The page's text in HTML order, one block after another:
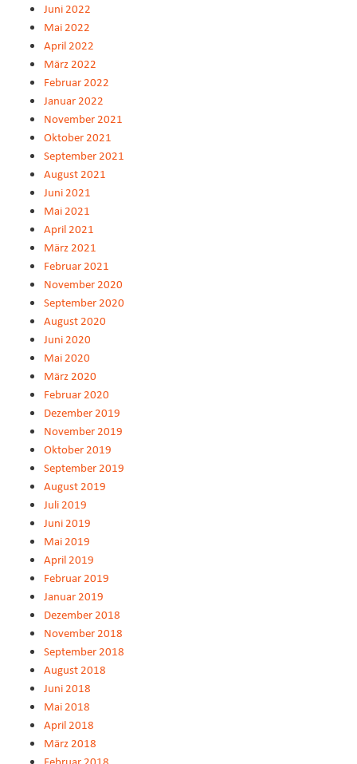
Juni 2022
Mai 2022
April 2022
März 2022
Februar 2022
Januar 2022
November 2021
Oktober 2021
September 2021
August 2021
Juni 2021
Mai 2021
April 2021
März 2021
Februar 2021
November 2020
September 2020
August 2020
Juni 2020
Mai 2020
März 2020
Februar 2020
Dezember 2019
November 2019
Oktober 2019
September 2019
August 2019
Juli 2019
Juni 2019
Mai 2019
April 2019
Februar 2019
Januar 2019
Dezember 2018
November 2018
September 2018
August 2018
Juni 2018
Mai 2018
April 2018
März 2018